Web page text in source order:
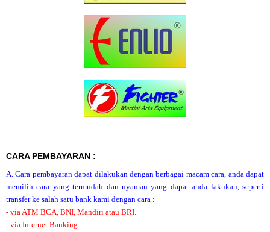
CARA PEMBAYARAN :
A. Cara pembayaran dapat dilakukan dengan berbagai macam cara, anda dapat
memilih cara yang termudah dan nyaman yang dapat anda lakukan, seperti
transfer ke salah satu bank kami dengan cara :
- via ATM BCA, BNI, Mandiri atau BRI.
- via Internet Banking.